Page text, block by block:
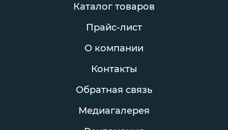
Каталог товаров
Прайс-лист
О компании
Контакты
Обратная связь
Медиагалерея